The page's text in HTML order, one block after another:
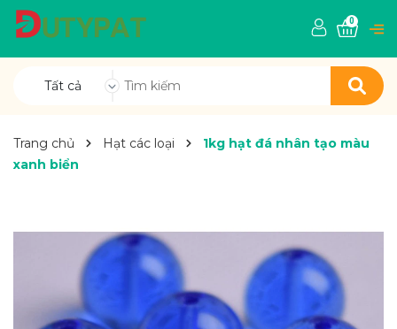
Tất cả
0
Trang chủ Hạt các loại
1kg hạt đá nhân tạo màu
xanh biển